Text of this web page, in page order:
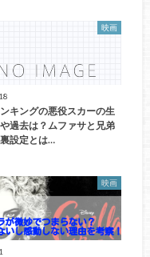
映画
キングの悪役スカーの生
過去は？ムファサと兄弟
設定とは…
映画